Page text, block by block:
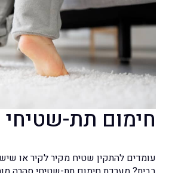
חימוםתת-
עומדים להתקין שטיח מקיר לקיר או